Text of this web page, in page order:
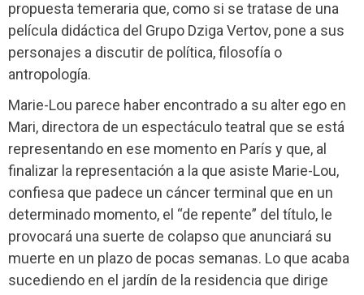
propuesta temeraria que, como si se tratase de una
película didáctica del Grupo Dziga Vertov, pone a sus
personajes a discutir de política, filosofía o
antropología.
Marie-Lou parece haber encontrado a su alter ego en
Mari, directora de un espectáculo teatral que se está
representando en ese momento en París y que, al
finalizar la representación a la que asiste Marie-Lou,
confiesa que padece un cáncer terminal que en un
determinado momento, el “de repente” del título, le
provocará una suerte de colapso que anunciará su
muerte en un plazo de pocas semanas. Lo que acaba
sucediendo en el jardín de la residencia que dirige